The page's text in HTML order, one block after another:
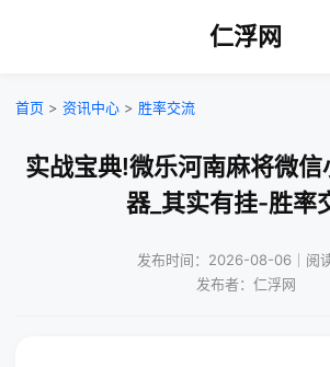
仁浮网
首页 > 资讯中心 > 胜率交流
实战宝典!微乐河南麻将微
器_其实有挂-胜率
发布时间：2026-08-06｜阅
发布者：仁浮网